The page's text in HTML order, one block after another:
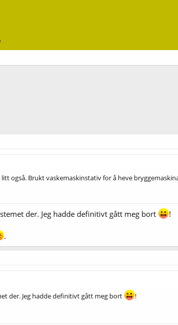
også. Brukt vaskemaskinstativ for å heve
der. Jeg hadde definitivt gått meg bort !
.
der. Jeg hadde definitivt gått meg bort
!